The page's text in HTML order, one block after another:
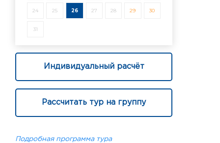
24 25 26 27 28 29 30
31
Индивидуальный расчёт
Рассчитать тур на группу
Подробная программа тура